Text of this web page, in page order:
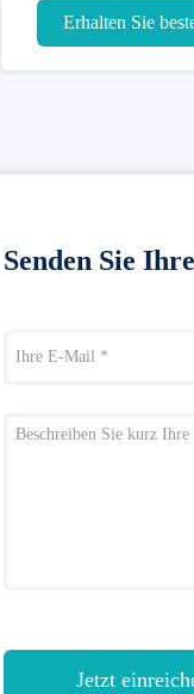
Erhalten Sie
Senden Sie
Jetzt